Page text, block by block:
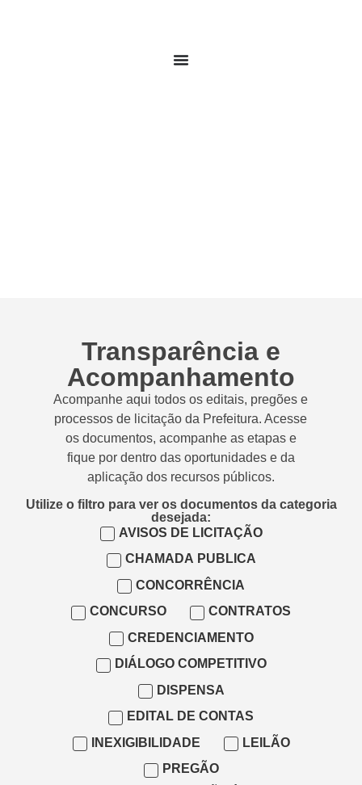
Transparência e
Acompanhamento
Acompanhe aqui todos os editais, pregões e
processos de licitação da Prefeitura. Acesse
os documentos, acompanhe as etapas e
fique por dentro das oportunidades e da
aplicação dos recursos públicos.
Utilize o filtro para ver os documentos da categoria
desejada:
AVISOS DE LICITAÇÃO
CHAMADA PUBLICA
CONCORRÊNCIA
CONCURSO
CONTRATOS
CREDENCIAMENTO
DIÁLOGO COMPETITIVO
DISPENSA
EDITAL DE CONTAS
INEXIGIBILIDADE
LEILÃO
PREGÃO